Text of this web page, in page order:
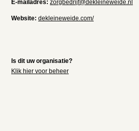
E-mailadres: zorgbedrijf@dekleineweide.nl
Website: dekleineweide.com/
Is dit uw organisatie?
Klik hier voor beheer